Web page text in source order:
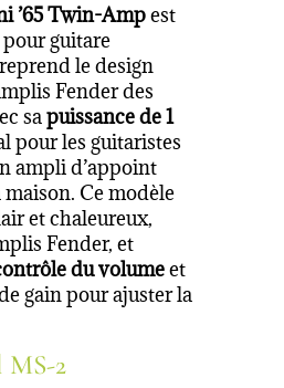
’65 Twin-Ampest
guitare
le design
Fender des
sapuissance de 1
pour les guitaristes
ampli d’appoint
Ce modèle
et chaleureux,
Fender, et
du volumeet
gain pour ajuster la
MS-2